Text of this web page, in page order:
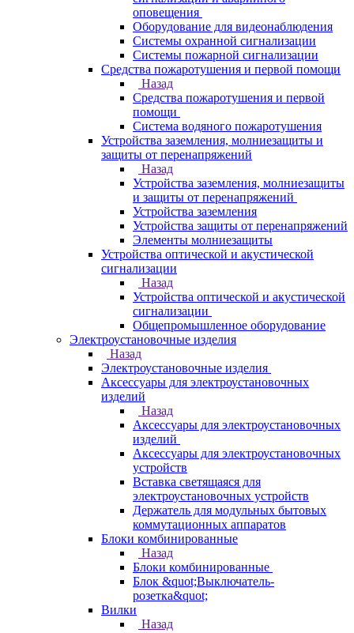
оповещения
Оборудование для видеонаблюдения
Системы охранной сигнализации
Системы пожарной сигнализации
Средства пожаротушения и первой помощи
Назад
Средства пожаротушения и первой
помощи
Система водяного пожаротушения
Устройства заземления, молниезащиты и
защиты от перенапряжений
Назад
Устройства заземления, молниезащиты
и защиты от перенапряжений
Устройства заземления
Устройства защиты от перенапряжений
Элементы молниезащиты
Устройства оптической и акустической
сигнализации
Назад
Устройства оптической и акустической
сигнализации
Общепромышленное оборудование
Электроустановочные изделия
Назад
Электроустановочные изделия
Аксессуары для электроустановочных
изделий
Назад
Аксессуары для электроустановочных
изделий
Аксессуары для электроустановочных
устройств
Вставка светящаяся для
электроустановочных устройств
Держатель для модульных бытовых
коммутационных аппаратов
Блоки комбинированные
Назад
Блоки комбинированные
Блок &quot;Выключатель-
розетка&quot;
Вилки
Назад